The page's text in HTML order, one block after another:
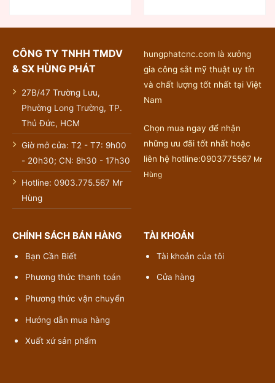
CÔNG TY TNHH TMDV
& SX HÙNG PHÁT
27B/47 Trường Lưu,
Phường Long Trường, TP.
Thủ Đức, HCM
Giờ mở cửa: T2 - T7: 9h00
- 20h30; CN: 8h30 - 17h30
Hotline: 0903.775.567 Mr
Hùng
hungphatcnc.com là xưởng
gia công sắt mỹ thuật uy tín
và chất lượng tốt nhất tại Việt
Nam
Chọn mua ngay để nhận
những ưu đãi tốt nhất hoặc
liên hệ hotline:0903775567 Mr
Hùng
CHÍNH SÁCH BÁN HÀNG
Bạn Cần Biết
Phương thức thanh toán
Phương thức vận chuyển
Hướng dẫn mua hàng
Xuất xứ sản phẩm
TÀI KHOẢN
Tài khoản của tôi
Cửa hàng